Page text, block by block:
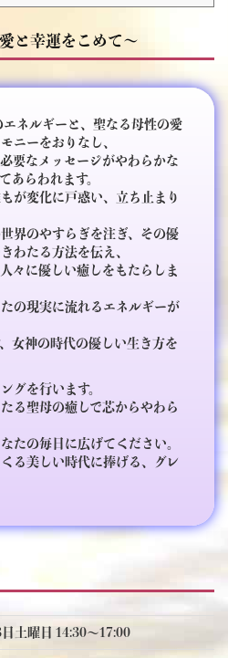
と幸運をこめて～
ネルギーと、聖なる母性の愛
ニーをおりなし、
要なメッセージがやわらかな
あらわれます。
が変化に戸惑い、立ち止まり
界のやすらぎを注ぎ、その優
わたる方法を伝え、
々に優しい癒しをもたらしま
の現実に流れるエネルギーが
女神の時代の優しい生き方を
グを行います。
る聖母の癒しで芯からやわら
たの毎日に広げてください。
る美しい時代に捧げる、グレ
土曜日 14:30〜17:00